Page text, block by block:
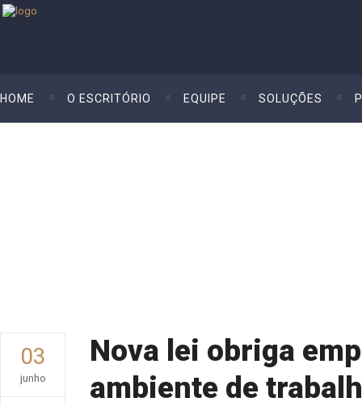
HOME O ESCRITÓRIO EQUIPE SOLUÇÕES
03
junho
Nova lei obriga
ambiente de